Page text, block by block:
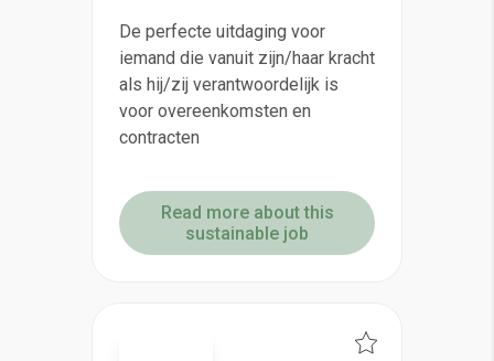
De perfecte uitdaging voor
iemand die vanuit zijn/haar kracht
als hij/zij verantwoordelijk is
voor overeenkomsten en
contracten
Read more about this
sustainable job